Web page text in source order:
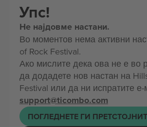
Упс!
Не најдовме настани.
Во моментов нема активни
of Rock Festival.
Ако мислите дека ова не е во
да додадете нов настан на
Festival или да ни испратите
support@ticombo.com
ПОГЛЕДНЕТЕ ГИ